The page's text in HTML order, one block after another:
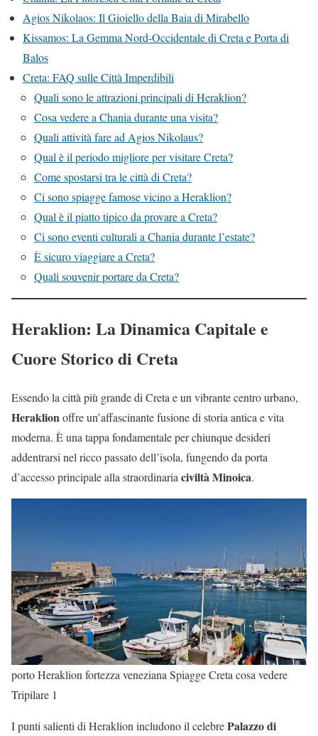
Agios Nikolaos: Il Gioiello della Baia di Mirabello
Kissamos: La Gemma Nord-Occidentale di Creta e Porta di
Balos
Creta: FAQ sulle Città Imperdibili
Quali sono le attrazioni principali di Heraklion?
Cosa vedere a Chania durante una visita?
Quali attività fare ad Agios Nikolaus?
Qual è il periodo migliore per visitare Creta?
Come spostarsi tra le città di Creta?
Ci sono spiagge famose vicino a Heraklion?
Qual è il piatto tipico da provare a Creta?
Ci sono eventi culturali a Chania durante l’estate?
È sicuro viaggiare a Creta?
Quali souvenir portare da Creta?
Heraklion: La Dinamica Capitale e
Cuore Storico di Creta
Essendo la città più grande di Creta e un vibrante centro urbano,
Heraklionoffre un’affascinante fusione di storia antica e vita
moderna. È una tappa fondamentale per chiunque desideri
addentrarsi nel ricco passato dell’isola, fungendo da porta
d’accesso principale alla straordinaria civiltà Minoica.
porto Heraklion fortezza veneziana Spiagge Creta cosa vedere
Tripilare 1
I punti salienti di Heraklion includono il celebrePalazzo di